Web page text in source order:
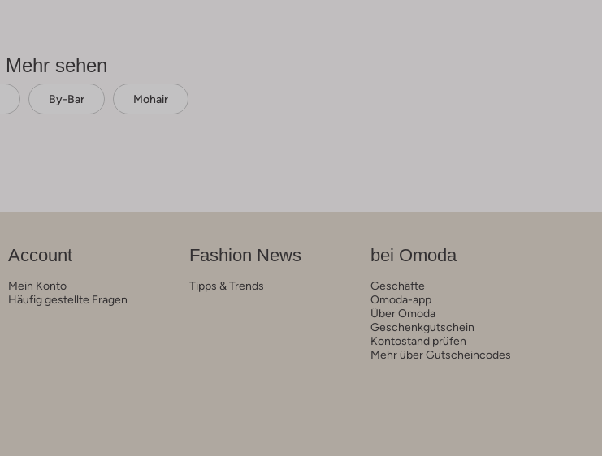
Mehr sehen
By-Bar Mohair
Account
Mein Konto
Häufig gestellte Fragen
Fashion News
Tipps & Trends
bei Omoda
Geschäfte
Omoda-app
Über Omoda
Geschenkgutschein
Kontostand prüfen
Mehr über Gutscheincodes